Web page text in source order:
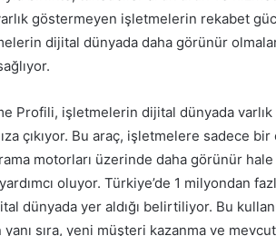
göstermeyen işletmelerin rekabet
dijital dünyada daha görünür
Profili, işletmelerin dijital dünyada
çıkıyor. Bu araç, işletmelere sadece
motorları üzerinde daha görünür
oluyor. Türkiye’de 1 milyondan
dünyada yer aldığı belirtiliyor. Bu
yanı sıra, yeni müşteri kazanma ve